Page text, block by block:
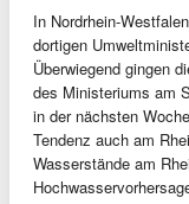
In Nordrhein-
dortigen
Überwiegend gingen
des Ministeriums am
in der nächsten
Tendenz auch am
Wasserstände am